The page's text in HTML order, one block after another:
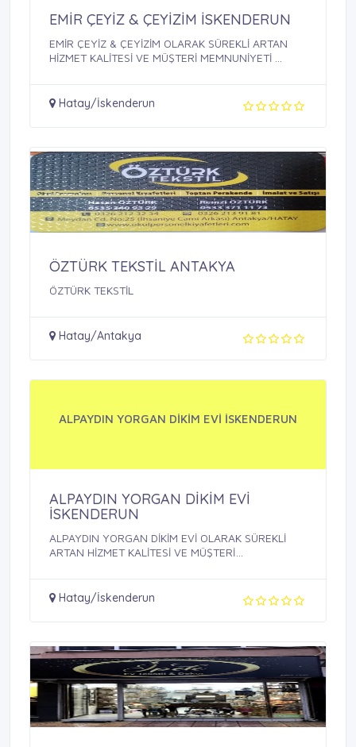
EMİR ÇEYİZ & ÇEYİZİM İSKENDERUN
EMİR ÇEYİZ & ÇEYİZİM OLARAK SÜREKLİ ARTAN
HİZMET KALİTESİ VE MÜŞTERİ MEMNUNİYETİ ...
Hatay/İskenderun
ÖZTÜRK TEKSTİL ANTAKYA
ÖZTÜRK TEKSTİL
Hatay/Antakya
ALPAYDIN YORGAN DİKİM EVİ İSKENDERUN
ALPAYDIN YORGAN DİKİM EVİ
İSKENDERUN
ALPAYDIN YORGAN DİKİM EVİ OLARAK SÜREKLİ
ARTAN HİZMET KALİTESİ VE MÜŞTERİ
Hatay/İskenderun